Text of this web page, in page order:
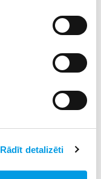
Rādīt detalizēti